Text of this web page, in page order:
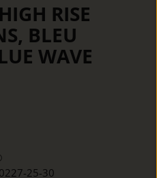
RISE
BLEU
WAVE
25-30